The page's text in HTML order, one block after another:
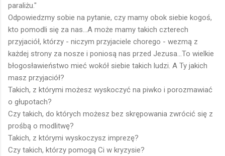
paraliżu."
Odpowiedzmy sobie na pytanie, czy mamy obok siebie kogoś,
kto pomodli się za nas...A może mamy takich czterech
przyjaciół, którzy - niczym przyjaciele chorego - wezmą z
każdej strony za nosze i poniosą nas przed Jezusa...To wielkie
błogosławieństwo mieć wokół siebie takich ludzi. A Ty jakich
masz przyjaciół?
Takich, z którymi możesz wyskoczyć na piwko i porozmawiać
o głupotach?
Czy takich, do których możesz bez skrępowania zwrócić się z
prośbą o modlitwę?
Takich, z którymi wyskoczysz imprezę?
Czy takich, którzy pomogą Ci w kryzysie?